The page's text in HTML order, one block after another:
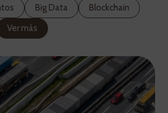
Big Data
Blockchain
Ver más